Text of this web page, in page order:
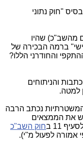
"חוק נתוני
מהשב"כ) שהיו
ברמה הבכירה של
והחודרני הללו?
והניתוחים
למטה.
נכתב הרבה
את הממצאים
11 ב
חוק השב"כ
אמורה לפעול מ"י).